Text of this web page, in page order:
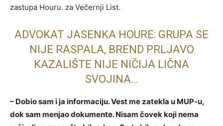
zastupa Houru. za Večernji List.
ADVOKAT JASENKA HOURE: GRUPA SE
NIJE RASPALA, BREND PRLJAVO
KAZALIŠTE NIJE NIČIJA LIČNA
SVOJINA…
– Dobio sam i ja informaciju. Vest me zatekla u MUP-u,
dok sam menjao dokumente. Nisam čovek koji nema